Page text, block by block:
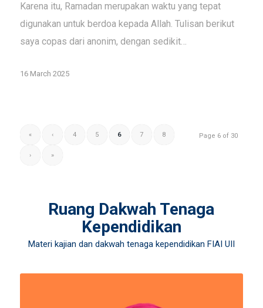
Karena itu, Ramadan merupakan waktu yang tepat
digunakan untuk berdoa kepada Allah. Tulisan berikut
saya copas dari anonim, dengan sedikit…
16 March 2025
Page 6 of 30
« ‹ 4 5 6 7 8
› »
Ruang Dakwah Tenaga
Kependidikan
Materi kajian dan dakwah tenaga kependidikan FIAI UII